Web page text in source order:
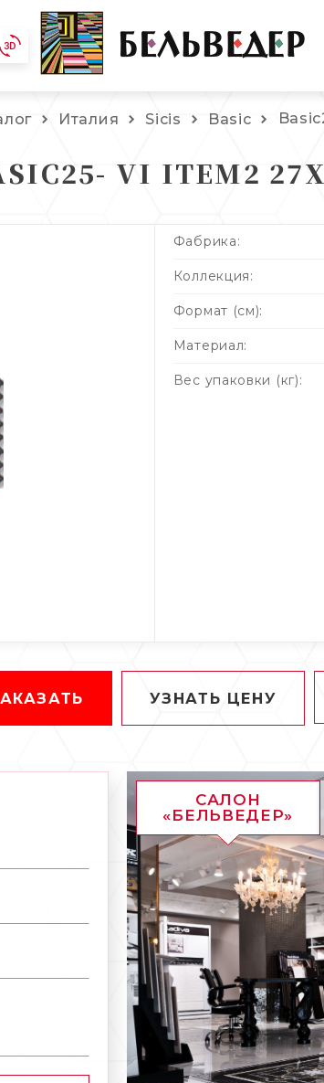
Италия Sicis Basic
VI ITEM2
Фабрика:
Коллекция:
Формат (см):
Материал:
Вес упаковки (кг):
УЗНАТЬ ЦЕНУ
САЛОН
«БЕЛЬВЕДЕР»